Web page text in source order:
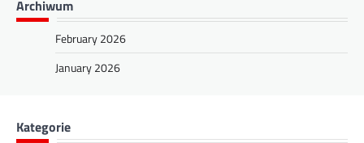
Archiwum
February 2026
January 2026
Kategorie